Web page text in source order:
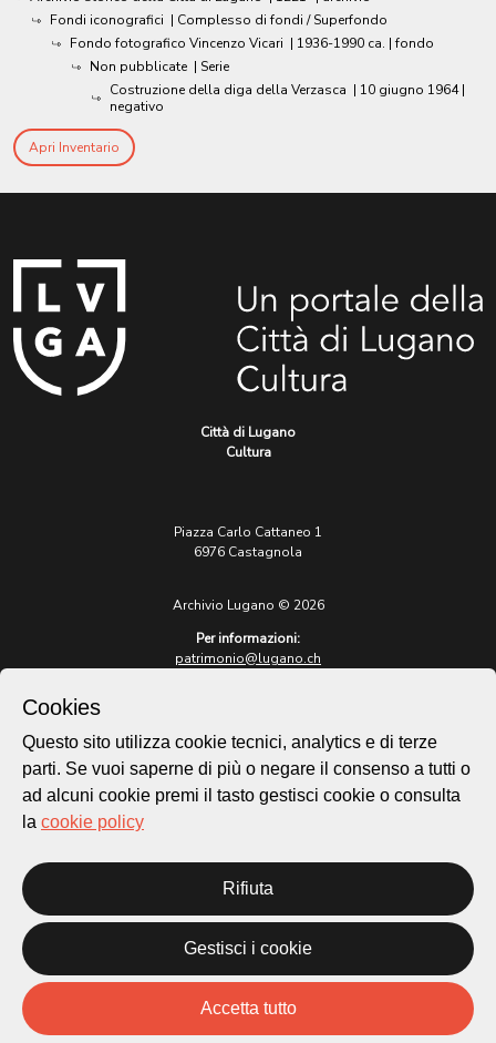
Fondi iconografici | Complesso di fondi / Superfondo
Fondo fotografico Vincenzo Vicari | 1936-1990 ca. | fondo
Non pubblicate | Serie
Costruzione della diga della Verzasca | 10 giugno 1964 |
negativo
Apri Inventario
Città di Lugano
Cultura
Piazza Carlo Cattaneo 1
6976 Castagnola
Archivio Lugano © 2026
Per informazioni:
patrimonio@lugano.ch
lugano.ch
Cookie policy
Homepage
Temi
Novità
Progetti
Cookies
Questo sito utilizza cookie tecnici, analytics e di terze
parti. Se vuoi saperne di più o negare il consenso a tutti o
ad alcuni cookie premi il tasto gestisci cookie o consulta
la cookie policy
Rifiuta
Gestisci i cookie
Accetta tutto